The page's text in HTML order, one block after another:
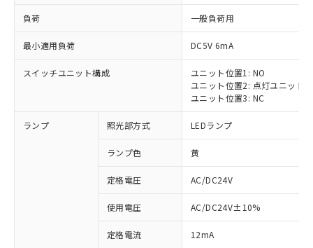
負荷 一般負荷用
最小適用負荷 DC5V 6mA
スイッチユニット構成
ユニット位置1: NO
ユニット位置2: 点灯ユニット
ユニット位置3: NC
ランプ 照光部方式 LEDランプ
ランプ色 黄
定格電圧 AC/DC24V
使用電圧 AC/DC24V±10%
定格電流 12mA